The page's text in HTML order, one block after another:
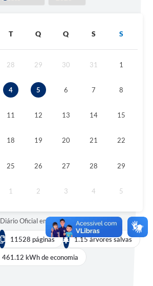
T Q Q S S
28 29 30 31 1
4 5 6 7 8
11 12 13 14 15
18 19 20 21 22
25 26 27 28 29
1 2 3 4 5
Diário Oficial em números:
11528 páginas 1.15 árvores salvas
461.12 kWh de economia